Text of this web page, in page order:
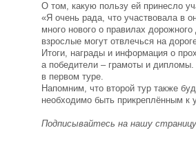
О том, какую пользу ей принесло
«Я очень рада, что участвовала в
много нового о правилах
взрослые могут отвлечься на
Итоги, награды и информация о
а победители – грамоты и дипломы.
в первом туре.
Напомним, что второй тур также
необходимо быть прикреплённым
Подписывайтесь на нашу